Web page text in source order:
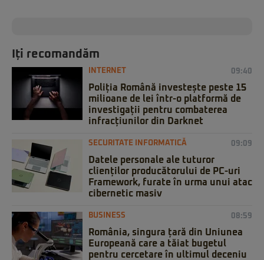
Iți recomandăm
INTERNET 09:40
Poliția Română investește peste 15
milioane de lei într-o platformă de
investigații pentru combaterea
infracțiunilor din Darknet
SECURITATE INFORMATICĂ 09:09
Datele personale ale tuturor
clienților producătorului de PC-uri
Framework, furate în urma unui atac
cibernetic masiv
BUSINESS 08:59
România, singura țară din Uniunea
Europeană care a tăiat bugetul
pentru cercetare în ultimul deceniu